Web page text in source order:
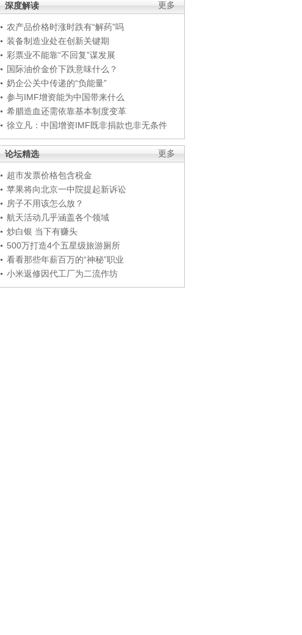
更多
深度解读
农产品价格时涨时跌有“解药”吗
装备制造业处在创新关键期
彩票业不能靠“不回复”谋发展
国际油价金价下跌意味什么？
奶企公关中传递的“负能量”
参与IMF增资能为中国带来什么
希腊造血还需依靠基本制度变革
徐立凡：中国增资IMF既非捐款也非无条件
更多
论坛精选
超市发票价格包含税金
苹果将向北京一中院提起新诉讼
房子不用该怎么放？
航天活动几乎涵盖各个领域
炒白银 当下有赚头
500万打造4个五星级旅游厕所
看看那些年薪百万的“神秘”职业
小米返修因代工厂为二流作坊